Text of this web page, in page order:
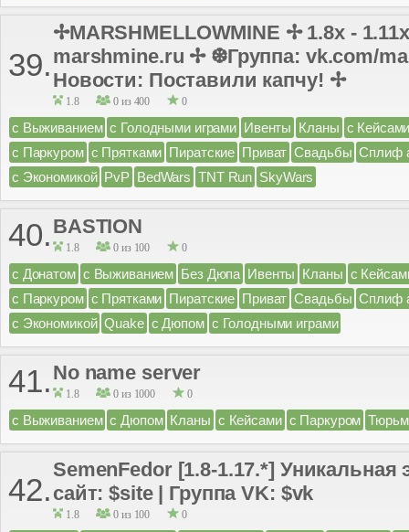
39.
✢MARSHMELLOWMINE ✢ 1.8x -
marshmine.ru ✢ ❆Группа: vk.com/
Новости: Поставили капчу! ✢
1.8 0 из 400 0
с Выживанием с Голодными играми Ивенты Кланы с
с Паркуром с Прятками Пиратские Приват Свадьбы Сплиф
с Экономикой PvP BedWars TNT Run SkyWars
40. BASTION
1.8 0 из 100 0
с Донатом с Выживанием Без Дюпа Ивенты Кланы с
с Паркуром с Прятками Пиратские Приват Свадьбы Сплиф
с Экономикой Quake с Дюпом с Голодными играми
41. No name server
1.8 0 из 1000 0
с Выживанием с Дюпом Кланы с Кейсами с Паркуром
42.
SemenFedor [1.8-1.17.*]
сайт: $site | Группа VK: $vk
1.8 0 из 100 0